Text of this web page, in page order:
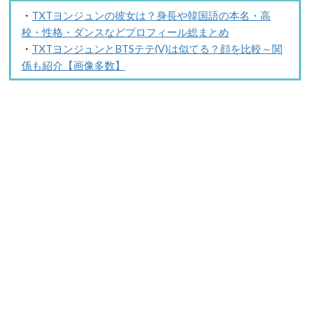
・ TXTヨンジュンの彼女は？身長や韓国語の本名・高
校・性格・ダンスなどプロフィール総まとめ
・ TXTヨンジュンとBTSテテ(V)は似てる？顔を比較～関
係も紹介【画像多数】